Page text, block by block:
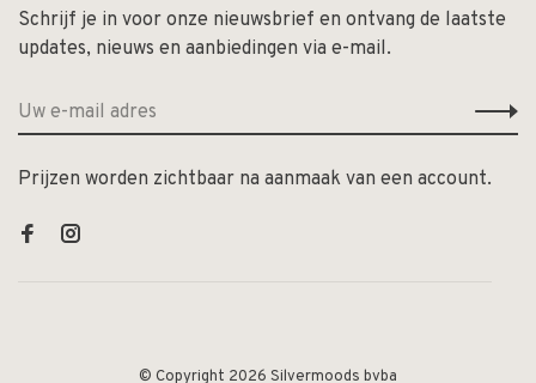
Schrijf je in voor onze nieuwsbrief en ontvang de laatste
updates, nieuws en aanbiedingen via e-mail.
Prijzen worden zichtbaar na aanmaak van een account.
© Copyright 2026 Silvermoods bvba